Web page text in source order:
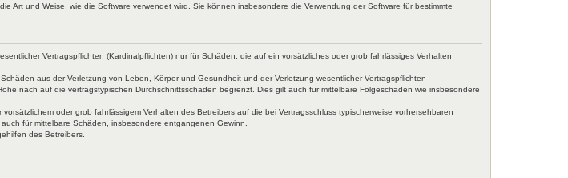
Art und Weise, wie die Software verwendet wird. Sie können insbesondere die Verwendung der Software für bestimmte
Vertragspflichten (Kardinalpflichten) nur für Schäden, die auf ein vorsätzliches oder grob fahrlässiges Verhalten
aus der Verletzung von Leben, Körper und Gesundheit und der Verletzung wesentlicher Vertragspflichten
nach auf die vertragstypischen Durchschnittsschäden begrenzt. Dies gilt auch für mittelbare Folgeschäden wie insbesondere
oder grob fahrlässigem Verhalten des Betreibers auf die bei Vertragsschluss typischerweise vorhersehbaren
für mittelbare Schäden, insbesondere entgangenen Gewinn.
des Betreibers.